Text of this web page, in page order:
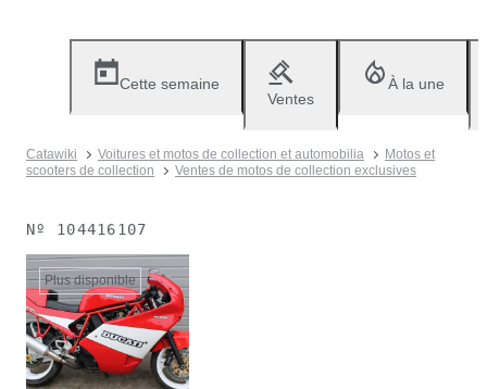
Cette semaine
Ventes
À la une
Catawiki Voitures et motos de collection et automobilia
Motos et
scooters de collection
Ventes de motos de collection exclusives
Nº 104416107
Plus disponible